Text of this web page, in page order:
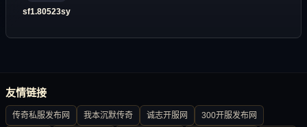
sf1.80523sy
友情链接
传奇私服发布网 我本沉默传奇 诚志开服网 300开服发布网